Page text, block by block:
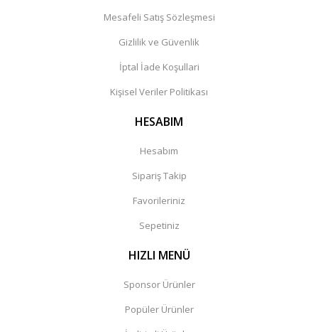
Mesafeli Satış Sözleşmesi
Gizlilik ve Güvenlik
İptal İade Koşullari
Kişisel Veriler Politikası
HESABIM
Hesabım
Sipariş Takip
Favorileriniz
Sepetiniz
HIZLI MENÜ
Sponsor Ürünler
Popüler Ürünler